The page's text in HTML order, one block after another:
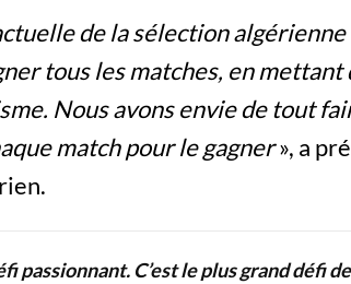
de la sélection
tous les matches, en mettant
Nous avons envie de tout
match pour le gagner», a
passionnant. C’est le plus grand défi